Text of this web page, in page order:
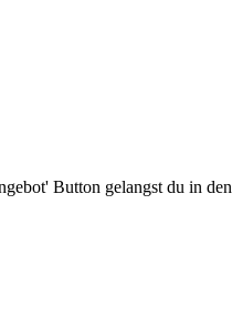
Button gelangst du in den